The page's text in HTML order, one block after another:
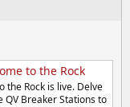
to the Rock
the Rock is live. Delve
QV Breaker Stations to